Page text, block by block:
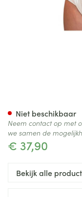
€ 37,90
Niet beschikbaar
Neem contact op met
we samen de
Bekijk alle